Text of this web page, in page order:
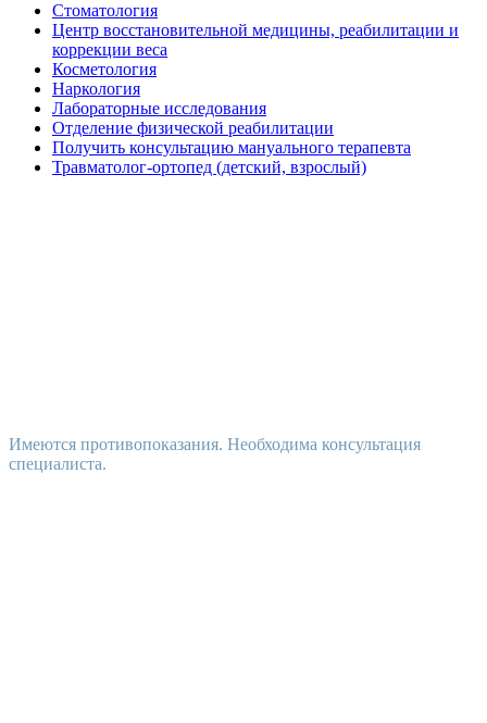
Стоматология
Центр восстановительной медицины, реабилитации и
коррекции веса
Косметология
Наркология
Лабораторные исследования
Отделение физической реабилитации
Получить консультацию мануального терапевта
Травматолог-ортопед (детский, взрослый)
Имеются противопоказания. Необходима консультация
специалиста.